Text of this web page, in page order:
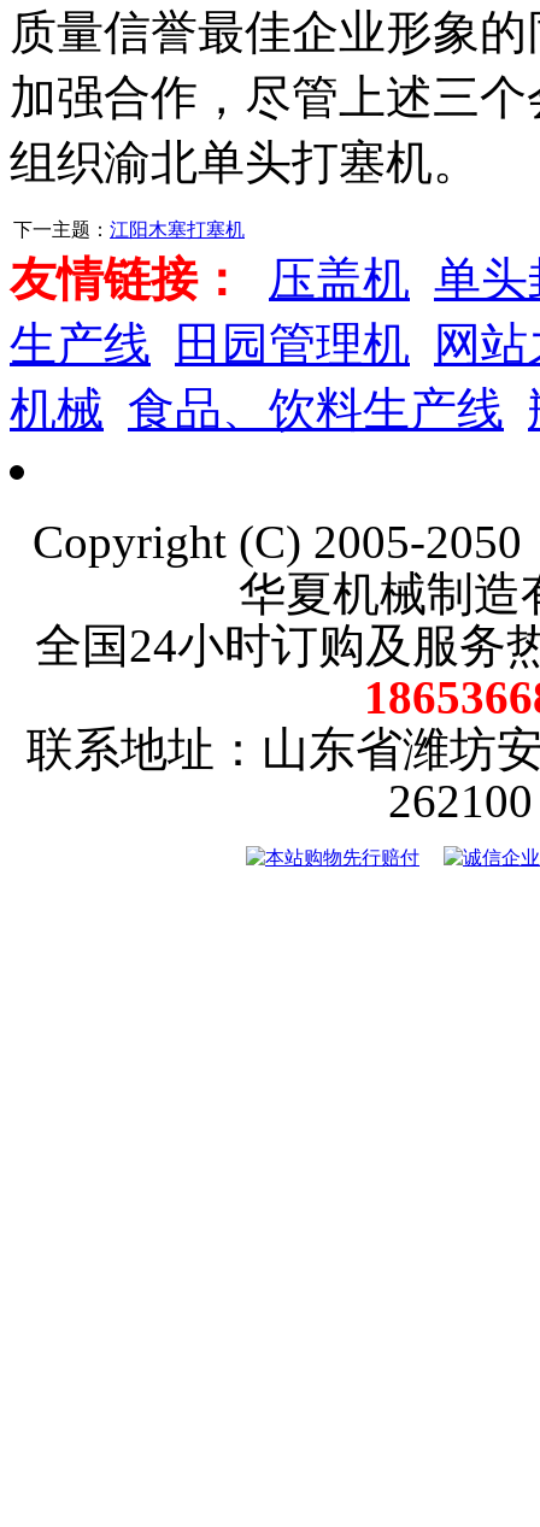
质量信誉最佳企业形象
加强合作，尽管上述三
组织渝北单头打塞机。
下一主题： 江阳木塞打塞机
友情链接： 压盖机 单头
生产线
田园管理机
网
机械 食品、饮料生产线
Copyright (C) 2005-
华夏机械制
全国24小时订购及服务
联系地址：山东省潍坊